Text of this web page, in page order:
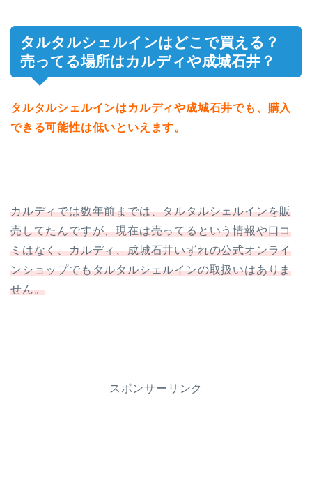
タルタルシェルインはどこで買える？
売ってる場所はカルディや成城石井？
タルタルシェルインはカルディや成城石井でも、購入
できる可能性は低いといえます。
カルディでは数年前までは、タルタルシェルインを販
売してたんですが、現在は売ってるという情報や口コ
ミはなく、カルディ、成城石井いずれの公式オンライ
ンショップでもタルタルシェルインの取扱いはありま
せん。
スポンサーリンク